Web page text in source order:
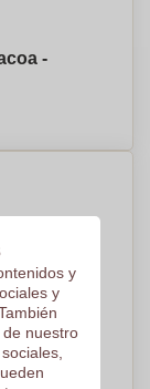
-
y
y
nuestro